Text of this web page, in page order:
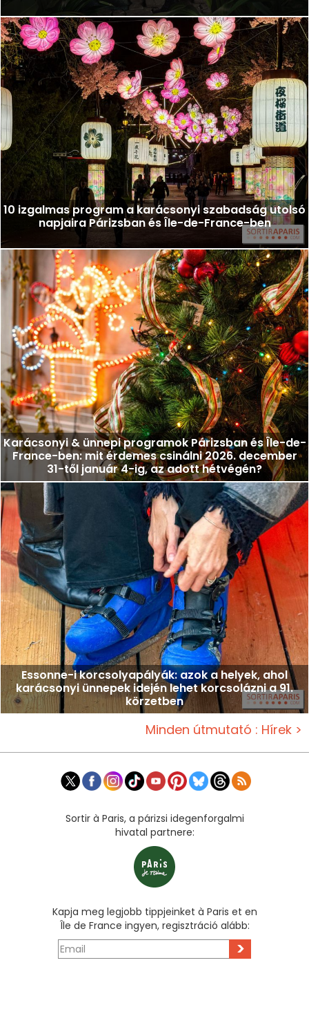
10 izgalmas program a karácsonyi szabadság utolsó
napjaira Párizsban és Île-de-France-ben
Karácsonyi & ünnepi programok Párizsban és Île-de-
France-ben: mit érdemes csinálni 2026. december
31-től január 4-ig, az adott hétvégén?
Essonne-i korcsolyapályák: azok a helyek, ahol
karácsonyi ünnepek idején lehet korcsolázni a 91.
körzetben
Minden útmutató : Hírek >
Sortir à Paris, a párizsi idegenforgalmi
hivatal partnere:
Kapja meg legjobb tippjeinket à Paris et en
Île de France ingyen, regisztráció alább:
>